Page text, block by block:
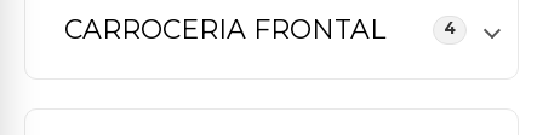
CARROCERIA FRONTAL 4